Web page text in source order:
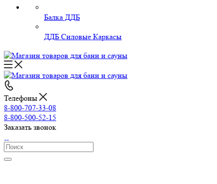
Балка ДДБ
ДДБ Силовые Каркасы
Телефоны
8-800-707-33-08
8-800-500-52-15
Заказать звонок